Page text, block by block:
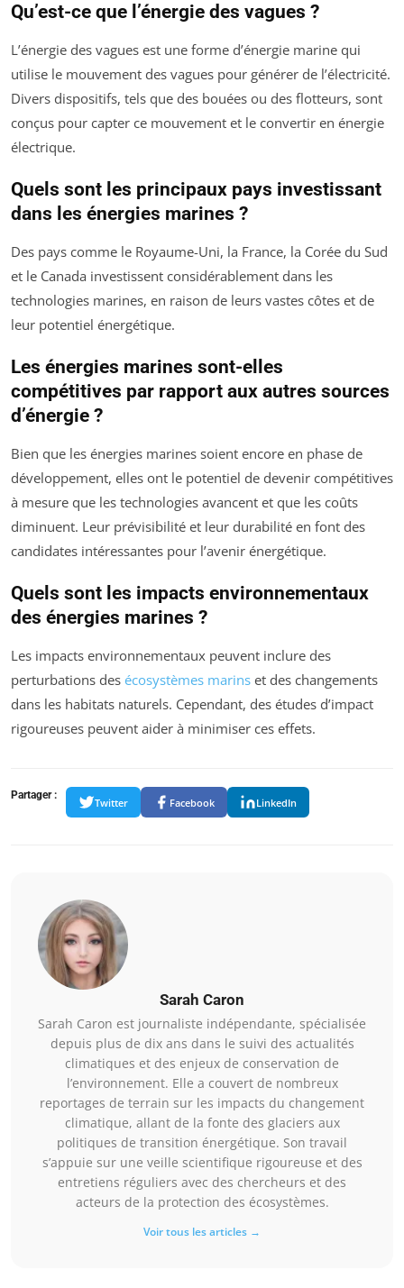
Qu’est-ce que l’énergie des vagues ?
L’énergie des vagues est une forme d’énergie marine qui
utilise le mouvement des vagues pour générer de l’électricité.
Divers dispositifs, tels que des bouées ou des flotteurs, sont
conçus pour capter ce mouvement et le convertir en énergie
électrique.
Quels sont les principaux pays investissant
dans les énergies marines ?
Des pays comme le Royaume-Uni, la France, la Corée du Sud
et le Canada investissent considérablement dans les
technologies marines, en raison de leurs vastes côtes et de
leur potentiel énergétique.
Les énergies marines sont-elles
compétitives par rapport aux autres sources
d’énergie ?
Bien que les énergies marines soient encore en phase de
développement, elles ont le potentiel de devenir compétitives
à mesure que les technologies avancent et que les coûts
diminuent. Leur prévisibilité et leur durabilité en font des
candidates intéressantes pour l’avenir énergétique.
Quels sont les impacts environnementaux
des énergies marines ?
Les impacts environnementaux peuvent inclure des
perturbations des écosystèmes marins et des changements
dans les habitats naturels. Cependant, des études d’impact
rigoureuses peuvent aider à minimiser ces effets.
Partager :
Twitter Facebook LinkedIn
Sarah Caron
Sarah Caron est journaliste indépendante, spécialisée
depuis plus de dix ans dans le suivi des actualités
climatiques et des enjeux de conservation de
l’environnement. Elle a couvert de nombreux
reportages de terrain sur les impacts du changement
climatique, allant de la fonte des glaciers aux
politiques de transition énergétique. Son travail
s’appuie sur une veille scientifique rigoureuse et des
entretiens réguliers avec des chercheurs et des
acteurs de la protection des écosystèmes.
Voir tous les articles →